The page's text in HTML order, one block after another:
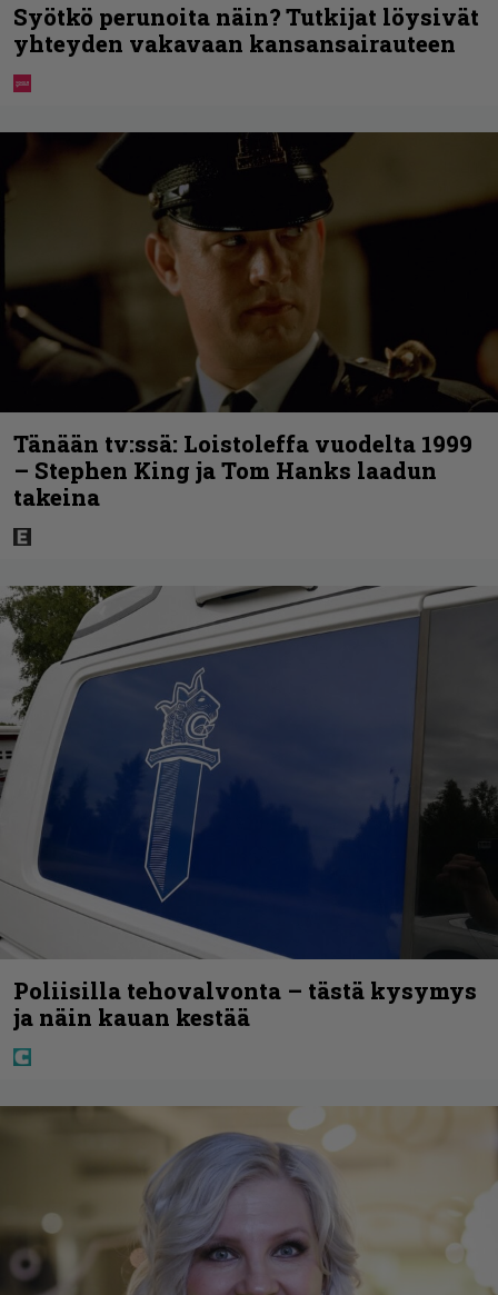
Syötkö perunoita näin? Tutkijat löysivät
yhteyden vakavaan kansansairauteen
Tänään tv:ssä: Loistoleffa vuodelta 1999
– Stephen King ja Tom Hanks laadun
takeina
Poliisilla tehovalvonta – tästä kysymys
ja näin kauan kestää